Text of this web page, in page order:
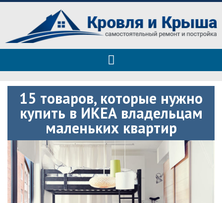
Roof tops — только полезные
советы
Полезные советы при строительстве дома и ремонте
15 товаров, которые нужно
купить в ИКЕА владельцам
маленьких квартир